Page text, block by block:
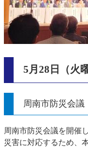
5月28日（火
周南市防災会議
周南市防災会議を開催
災害に対応するため、